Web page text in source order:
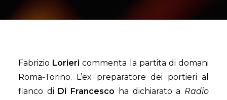
Fabrizio Lorieri commenta la partita di domani
Roma-Torino. L’ex preparatore dei portieri al
fianco di Di Francesco ha dichiarato a Radio